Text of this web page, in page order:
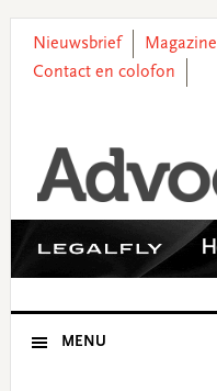
primary
main
primary
footer
Nieuwsbrief Magazine
Contact en colofon
MENU